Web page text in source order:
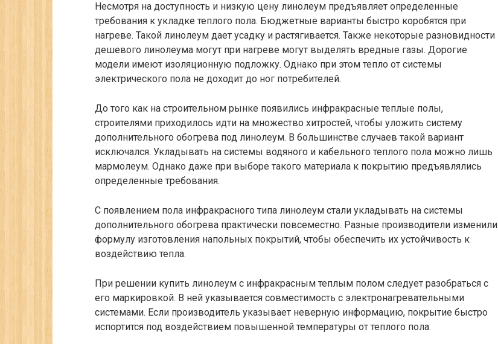
Несмотря на доступность и низкую цену линолеум предъявляет определенные
требования к укладке теплого пола. Бюджетные варианты быстро коробятся при
нагреве. Такой линолеум дает усадку и растягивается. Также некоторые разновидности
дешевого линолеума могут при нагреве могут выделять вредные газы. Дорогие
модели имеют изоляционную подложку. Однако при этом тепло от системы
электрического пола не доходит до ног потребителей.
До того как на строительном рынке появились инфракрасные теплые полы,
строителями приходилось идти на множество хитростей, чтобы уложить систему
дополнительного обогрева под линолеум. В большинстве случаев такой вариант
исключался. Укладывать на системы водяного и кабельного теплого пола можно лишь
мармолеум. Однако даже при выборе такого материала к покрытию предъявлялись
определенные требования.
С появлением пола инфракрасного типа линолеум стали укладывать на системы
дополнительного обогрева практически повсеместно. Разные производители изменили
формулу изготовления напольных покрытий, чтобы обеспечить их устойчивость к
воздействию тепла.
При решении купить линолеум с инфракрасным теплым полом следует разобраться с
его маркировкой. В ней указывается совместимость с электронагревательными
системами. Если производитель указывает неверную информацию, покрытие быстро
испортится под воздействием повышенной температуры от теплого пола.